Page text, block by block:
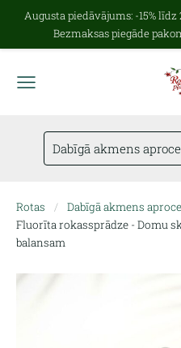
Augusta piedāvājums: -15%
Bezmaksas piegāde
Dabīgā akmens
Rotas
Dabīgā akmens
Fluorīta rokassprādze - Domu
balansam